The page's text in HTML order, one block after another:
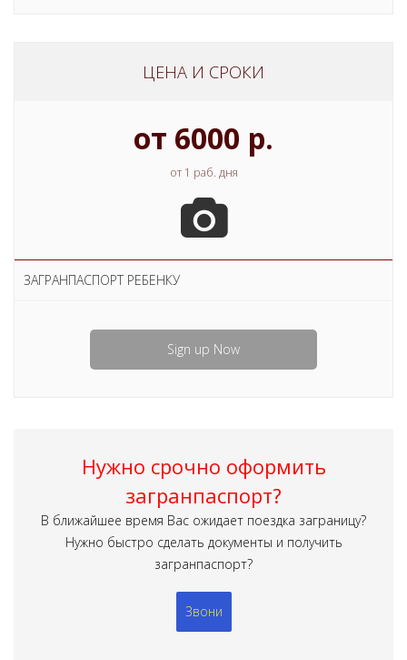
ЦЕНА И СРОКИ
от 6000 р.
от 1 раб. дня
ЗАГРАНПАСПОРТ РЕБЕНКУ
Sign up Now
Нужно срочно оформить
загранпаспорт?
В ближайшее время Вас ожидает поездка заграницу?
Нужно быстро сделать документы и получить
загранпаспорт?
Звони